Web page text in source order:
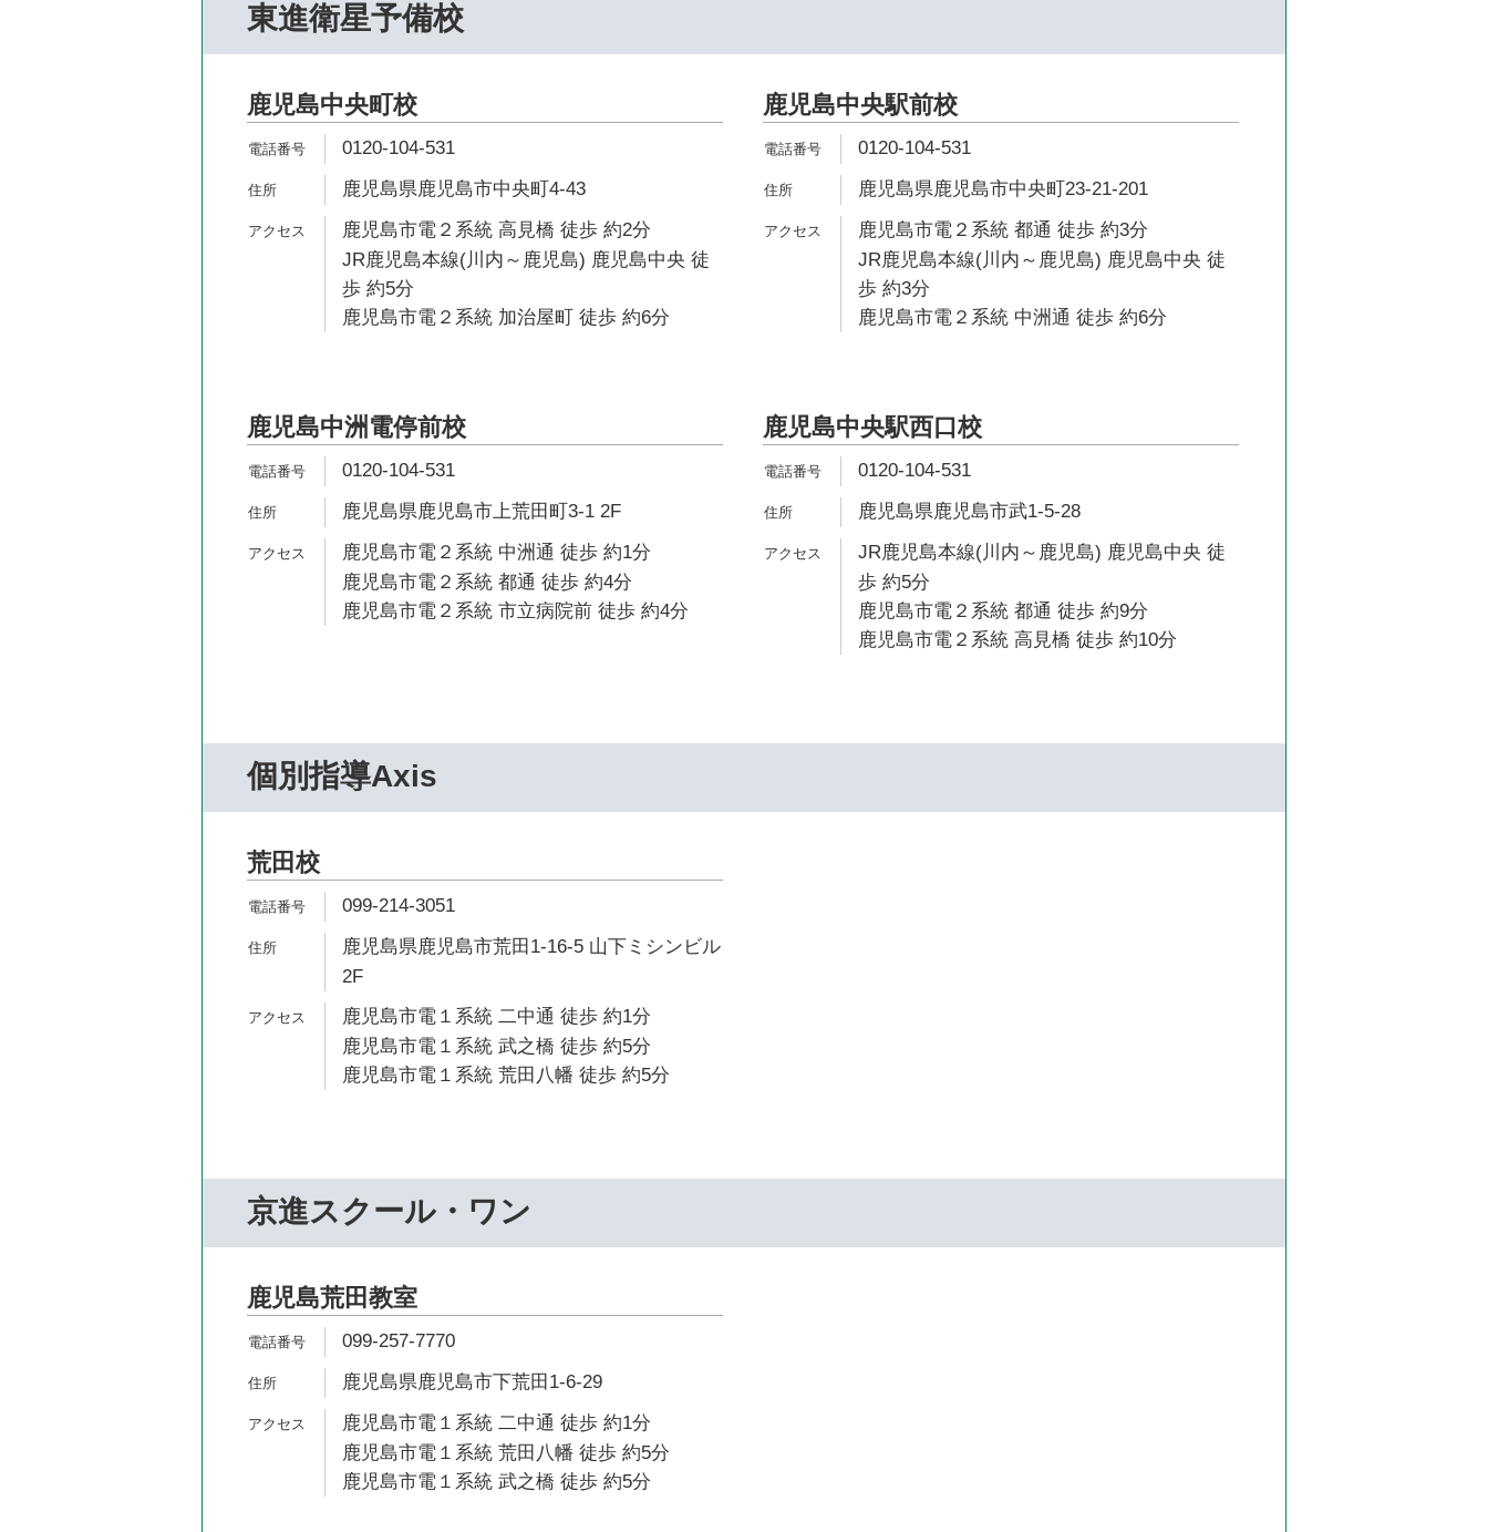
東進衛星予備校
鹿児島中央町校
0120-104-531
鹿児島県鹿児島市中央町4-43
鹿児島市電２系統 高見橋 徒歩 約2分
JR鹿児島本線(川内～鹿児島) 鹿児島中央 徒
歩 約5分
鹿児島市電２系統 加治屋町 徒歩 約6分
鹿児島中央駅前校
0120-104-531
鹿児島県鹿児島市中央町23-21-201
鹿児島市電２系統 都通 徒歩 約3分
JR鹿児島本線(川内～鹿児島) 鹿児島中央 徒
歩 約3分
鹿児島市電２系統 中洲通 徒歩 約6分
鹿児島中洲電停前校
0120-104-531
鹿児島県鹿児島市上荒田町3-1 2F
鹿児島市電２系統 中洲通 徒歩 約1分
鹿児島市電２系統 都通 徒歩 約4分
鹿児島市電２系統 市立病院前 徒歩 約4分
鹿児島中央駅西口校
0120-104-531
鹿児島県鹿児島市武1-5-28
JR鹿児島本線(川内～鹿児島) 鹿児島中央 徒
歩 約5分
鹿児島市電２系統 都通 徒歩 約9分
鹿児島市電２系統 高見橋 徒歩 約10分
個別指導Axis
荒田校
099-214-3051
鹿児島県鹿児島市荒田1-16-5 山下ミシンビル
2F
鹿児島市電１系統 二中通 徒歩 約1分
鹿児島市電１系統 武之橋 徒歩 約5分
鹿児島市電１系統 荒田八幡 徒歩 約5分
京進スクール・ワン
鹿児島荒田教室
099-257-7770
鹿児島県鹿児島市下荒田1-6-29
鹿児島市電１系統 二中通 徒歩 約1分
鹿児島市電１系統 荒田八幡 徒歩 約5分
鹿児島市電１系統 武之橋 徒歩 約5分